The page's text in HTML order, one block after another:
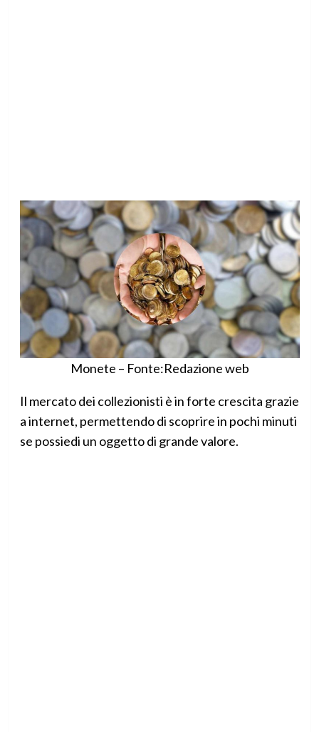
Monete – Fonte:Redazione web
Il mercato dei collezionisti è in forte crescita grazie
a internet, permettendo di scoprire in pochi minuti
se possiedi un oggetto di grande valore.